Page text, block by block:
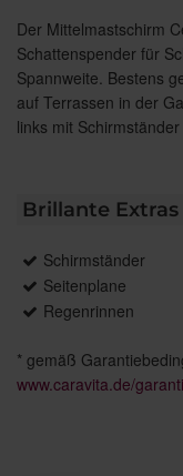
Der Mittelmastschirm
Schattenspender für
Spannweite. Bestens
auf Terrassen in der
links mit
Brillante Extras
Schirmständer
Seitenplane
Regenrinnen
* gemäß
www.caravita.de/